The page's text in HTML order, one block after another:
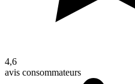
4,6
avis consommateurs